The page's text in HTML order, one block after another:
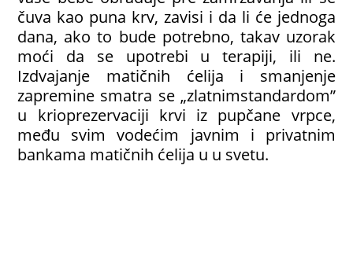
čuva kao puna krv, zavisi i da li će jednoga
dana, ako to bude potrebno, takav uzorak
moći da se upotrebi u terapiji, ili ne.
Izdvajanje matičnih ćelija i smanjenje
zapremine smatra se „zlatnimstandardom”
u krioprezervaciji krvi iz pupčane vrpce,
među svim vodećim javnim i privatnim
bankama matičnih ćelija u u svetu.